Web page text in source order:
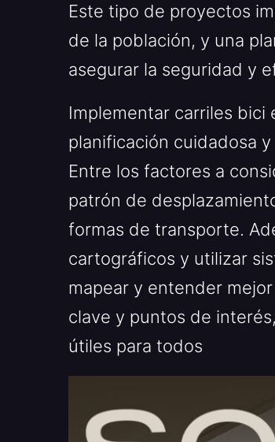
Este tipo de proyectos
de la población, y una
asegurar la seguridad y
Implementar carriles bici
planificación cuidadosa
Entre los factores a
patrón de
formas de transporte.
cartográficos y utilizar
mapear y entender
clave y puntos de
útiles para todos